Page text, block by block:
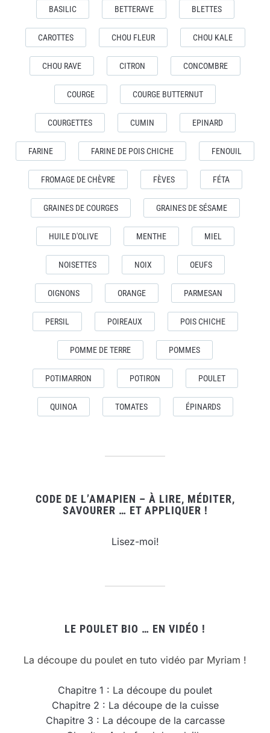
BASILIC BETTERAVE BLETTES
CAROTTES CHOU FLEUR CHOU KALE
CHOU RAVE CITRON CONCOMBRE
COURGE COURGE BUTTERNUT
COURGETTES CUMIN EPINARD
FARINE FARINE DE POIS CHICHE FENOUIL
FROMAGE DE CHÈVRE FÈVES FÉTA
GRAINES DE COURGES GRAINES DE SÉSAME
HUILE D'OLIVE MENTHE MIEL
NOISETTES NOIX OEUFS
OIGNONS ORANGE PARMESAN
PERSIL POIREAUX POIS CHICHE
POMME DE TERRE POMMES
POTIMARRON POTIRON POULET
QUINOA TOMATES ÉPINARDS
CODE DE L’AMAPIEN – À LIRE, MÉDITER,
SAVOURER … ET APPLIQUER !
Lisez-moi!
LE POULET BIO … EN VIDÉO !
La découpe du poulet en tuto vidéo par Myriam !
Chapitre 1 : La découpe du poulet
Chapitre 2 : La découpe de la cuisse
Chapitre 3 : La découpe de la carcasse